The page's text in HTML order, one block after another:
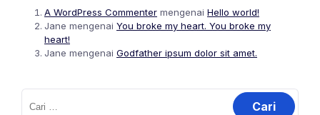
A WordPress Commenter mengenai Hello world!
Jane mengenai You broke my heart. You broke my
heart!
Jane mengenai Godfather ipsum dolor sit amet.
Cari
untuk: